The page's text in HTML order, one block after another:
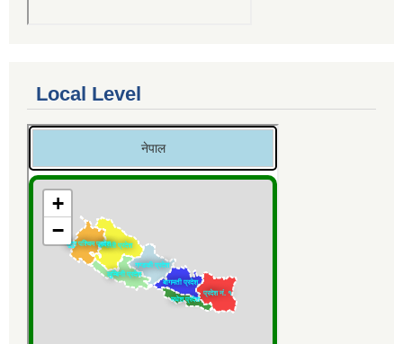
Local Level